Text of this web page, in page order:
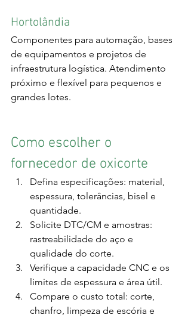
Hortolândia
Componentes para automação, bases
de equipamentos e projetos de
infraestrutura logística. Atendimento
próximo e flexível para pequenos e
grandes lotes.
Como escolher o
fornecedor de oxicorte
Defina especificações: material,
espessura, tolerâncias, bisel e
quantidade.
Solicite DTC/CM e amostras:
rastreabilidade do aço e
qualidade do corte.
Verifique a capacidade CNC e os
limites de espessura e área útil.
Compare o custo total: corte,
chanfro, limpeza de escória e